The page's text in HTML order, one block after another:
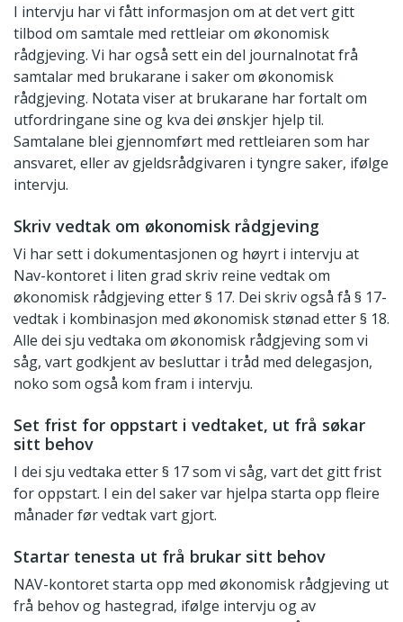
I intervju har vi fått informasjon om at det vert gitt
tilbod om samtale med rettleiar om økonomisk
rådgjeving. Vi har også sett ein del journalnotat frå
samtalar med brukarane i saker om økonomisk
rådgjeving. Notata viser at brukarane har fortalt om
utfordringane sine og kva dei ønskjer hjelp til.
Samtalane blei gjennomført med rettleiaren som har
ansvaret, eller av gjeldsrådgivaren i tyngre saker, ifølge
intervju.
Skriv vedtak om økonomisk rådgjeving
Vi har sett i dokumentasjonen og høyrt i intervju at
Nav-kontoret i liten grad skriv reine vedtak om
økonomisk rådgjeving etter § 17. Dei skriv også få § 17-
vedtak i kombinasjon med økonomisk stønad etter § 18.
Alle dei sju vedtaka om økonomisk rådgjeving som vi
såg, vart godkjent av besluttar i tråd med delegasjon,
noko som også kom fram i intervju.
Set frist for oppstart i vedtaket, ut frå søkar
sitt behov
I dei sju vedtaka etter § 17 som vi såg, vart det gitt frist
for oppstart. I ein del saker var hjelpa starta opp fleire
månader før vedtak vart gjort.
Startar tenesta ut frå brukar sitt behov
NAV-kontoret starta opp med økonomisk rådgjeving ut
frå behov og hastegrad, ifølge intervju og av